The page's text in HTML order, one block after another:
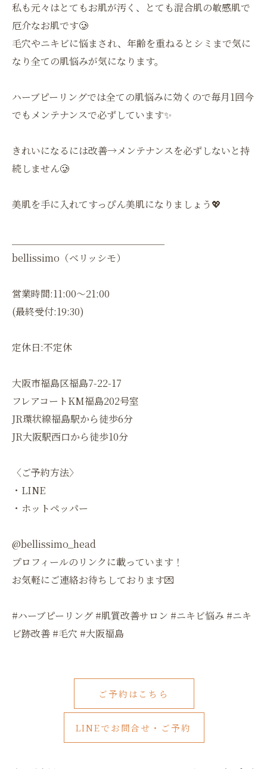
私も元々はとてもお肌が汚く、とても混合肌の敏感肌で
厄介なお肌です🥲
毛穴やニキビに悩まされ、年齢を重ねるとシミまで気に
なり全ての肌悩みが気になります。
ハーブピーリングでは全ての肌悩みに効くので毎月1回今
でもメンテナンスで必ずしています✨
きれいになるには改善→メンテナンスを必ずしないと持
続しません🥲
美肌を手に入れてすっぴん美肌になりましょう💖
bellissimo（ベリッシモ）
営業時間:11:00〜21:00
(最終受付:19:30)
定休日:不定休
大阪市福島区福島7-22-17
フレアコートKM福島202号室
JR環状線福島駅から徒歩6分
JR大阪駅西口から徒歩10分
〈ご予約方法〉
・LINE
・ホットペッパー
@bellissimo_head
プロフィールのリンクに載っています！
お気軽にご連絡お待ちしております💌
#ハーブピーリング #肌質改善サロン #ニキビ悩み #ニキ
ビ跡改善 #毛穴 #大阪福島
ご予約はこちら
LINEでお問合せ・ご予約